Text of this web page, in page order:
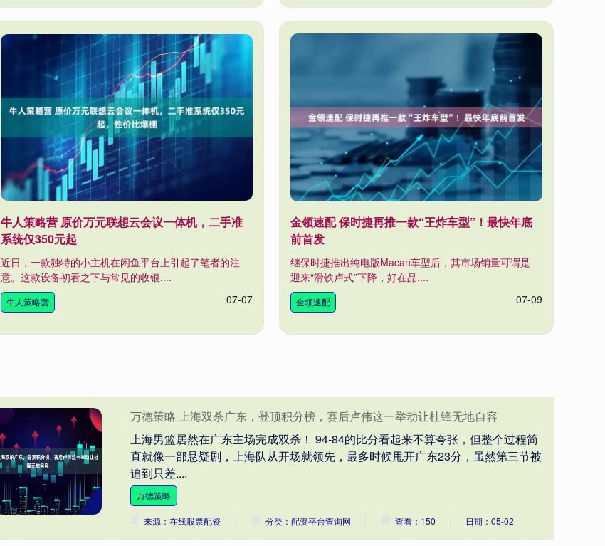
牛人策略营 原价万元联想云会议一体机，二手准
系统仅350元起
近日，一款独特的小主机在闲鱼平台上引起了笔者的注
意。这款设备初看之下与常见的收银....
牛人策略营 07-07
金领速配 保时捷再推一款“王炸车型”！最快年底
前首发
继保时捷推出纯电版Macan车型后，其市场销量可谓是
迎来“滑铁卢式”下降，好在品....
金领速配 07-09
万德策略 上海双杀广东，登顶积分榜，赛后卢伟这一举动让杜锋无地自容
上海男篮居然在广东主场完成双杀！ 94-84的比分看起来不算夸张，但整个过程简
直就像一部悬疑剧，上海队从开场就领先，最多时候甩开广东23分，虽然第三节被
追到只差....
万德策略
来源：在线股票配资 分类：配资平台查询网 查看：150 日期：05-02